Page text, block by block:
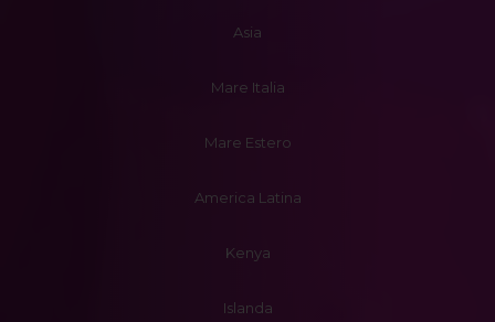
Asia
Mare Italia
Mare Estero
America Latina
Kenya
Islanda